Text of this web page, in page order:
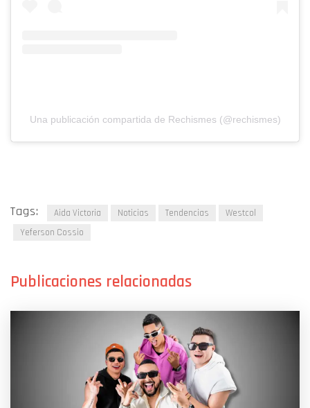
Una publicación compartida de Rechismes (@rechismes)
Tags: Aida Victoria Noticias Tendencias
Westcol
Yeferson Cossio